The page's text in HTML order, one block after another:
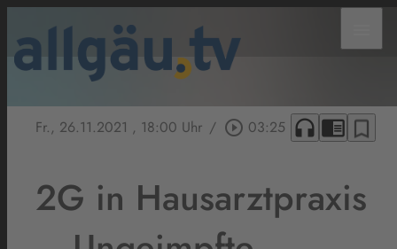
Fr., 26.11.2021 , 18:00 Uhr / play_circle_outline 03:25 headphones chrome_reader_mode bookmark_border
2G in Hausarztpraxis